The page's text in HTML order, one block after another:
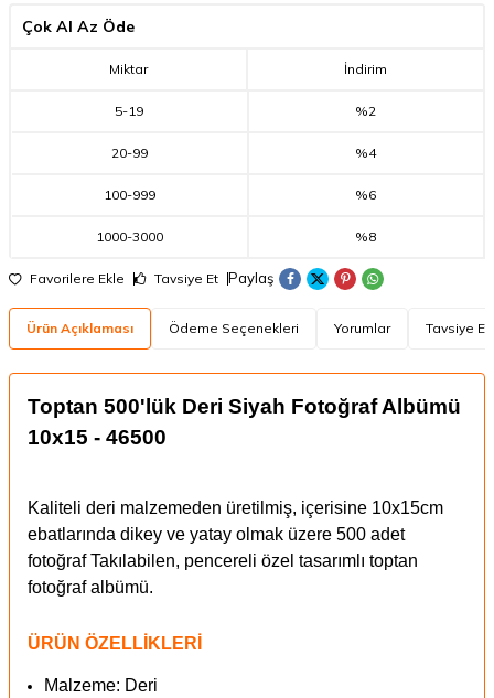
Çok Al Az Öde
Miktar İndirim
5-19 %2
20-99 %4
100-999 %6
1000-3000 %8
Favorilere Ekle Tavsiye Et Paylaş
Ürün Açıklaması Ödeme Seçenekleri Yorumlar Tavsiye Et
Toptan 500'lük Deri Siyah Fotoğraf Albümü
10x15 - 46500
Kaliteli deri malzemeden üretilmiş, içerisine 10x15cm
ebatlarında dikey ve yatay olmak üzere 500 adet
fotoğraf Takılabilen, pencereli özel tasarımlı toptan
fotoğraf albümü.
ÜRÜN ÖZELLİKLERİ
Malzeme: Deri